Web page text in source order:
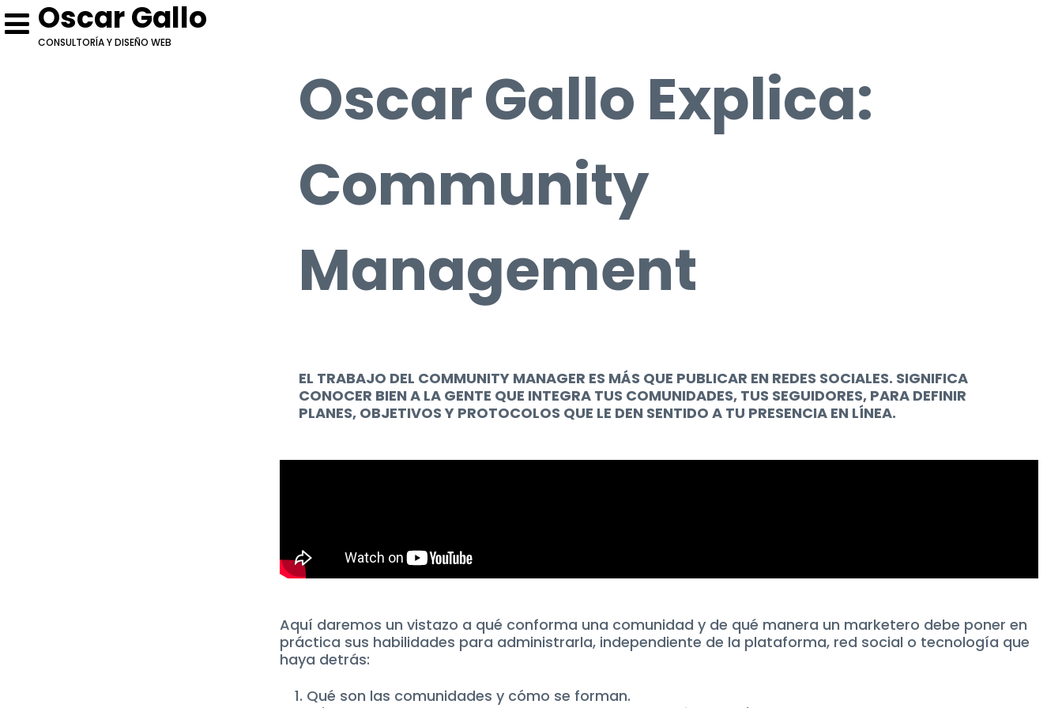
Oscar Gallo
CONSULTORÍA Y DISEÑO WEB
Oscar Gallo Explica:
Community
Management
EL TRABAJO DEL COMMUNITY MANAGER ES MÁS QUE PUBLICAR EN REDES SOCIALES. SIGNIFICA
CONOCER BIEN A LA GENTE QUE INTEGRA TUS COMUNIDADES, TUS SEGUIDORES, PARA DEFINIR
PLANES, OBJETIVOS Y PROTOCOLOS QUE LE DEN SENTIDO A TU PRESENCIA EN LÍNEA.
Aquí daremos un vistazo a qué conforma una comunidad y de qué manera un marketero debe poner en
práctica sus habilidades para administrarla, independiente de la plataforma, red social o tecnología que
haya detrás:
Qué son las comunidades y cómo se forman.
* Campos obligatorios.